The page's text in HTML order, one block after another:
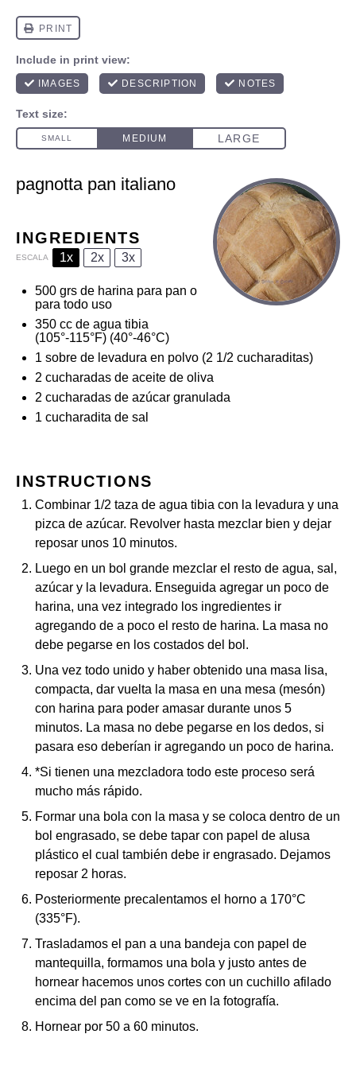
pagnotta pan italiano
INGREDIENTS
ESCALA 1x 2x 3x
500 grs de harina para pan o
para todo uso
350 cc de agua tibia
(105°-115°F) (40°-46°C)
1 sobre de levadura en polvo (2 1/2 cucharaditas)
2 cucharadas de aceite de oliva
2 cucharadas de azúcar granulada
1 cucharadita de sal
INSTRUCTIONS
Combinar 1/2 taza de agua tibia con la levadura y una
pizca de azúcar. Revolver hasta mezclar bien y dejar
reposar unos 10 minutos.
Luego en un bol grande mezclar el resto de agua, sal,
azúcar y la levadura. Enseguida agregar un poco de
harina, una vez integrado los ingredientes ir
agregando de a poco el resto de harina. La masa no
debe pegarse en los costados del bol.
Una vez todo unido y haber obtenido una masa lisa,
compacta, dar vuelta la masa en una mesa (mesón)
con harina para poder amasar durante unos 5
minutos. La masa no debe pegarse en los dedos, si
pasara eso deberían ir agregando un poco de harina.
*Si tienen una mezcladora todo este proceso será
mucho más rápido.
Formar una bola con la masa y se coloca dentro de un
bol engrasado, se debe tapar con papel de alusa
plástico el cual también debe ir engrasado. Dejamos
reposar 2 horas.
Posteriormente precalentamos el horno a 170°C
(335°F).
Trasladamos el pan a una bandeja con papel de
mantequilla, formamos una bola y justo antes de
hornear hacemos unos cortes con un cuchillo afilado
encima del pan como se ve en la fotografía.
Hornear por 50 a 60 minutos.